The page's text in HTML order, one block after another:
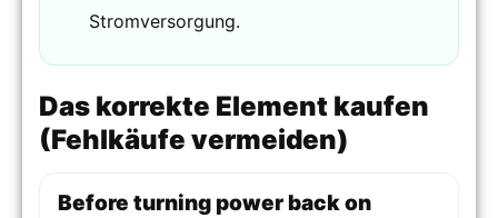
Stromversorgung.
Das korrekte Element kaufen
(Fehlkäufe vermeiden)
Before turning power back on